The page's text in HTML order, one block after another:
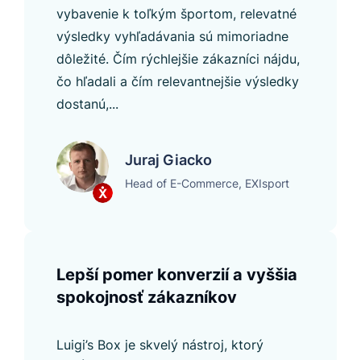
vybavenie k toľkým športom, relevatné
výsledky vyhľadávania sú mimoriadne
dôležité. Čím rýchlejšie zákazníci nájdu,
čo hľadali a čím relevantnejšie výsledky
dostanú,...
Juraj Giacko
Head of E-Commerce, EXIsport
Lepší pomer konverzií a vyššia
spokojnosť zákazníkov
Luigi’s Box je skvelý nástroj, ktorý